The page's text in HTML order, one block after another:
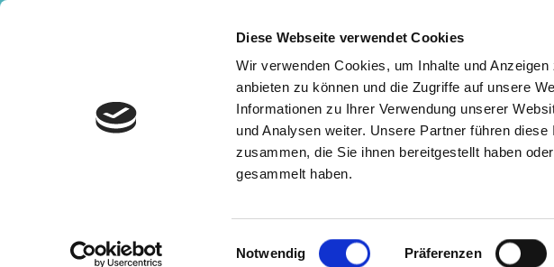
Diese Webseite verwendet Cookies
Wir verwenden Cookies, um Inhalte und
anbieten zu können und die Zugriffe auf unsere
Informationen zu Ihrer Verwendung unserer
und Analysen weiter. Unsere Partner führen
zusammen, die Sie ihnen bereitgestellt haben
gesammelt haben.
Einwilligungsauswahl
Notwendig Präferenzen
⠀Stephen
⠀ ⠀ Abgeordneter für den
LANDTAGSWAHL 2021 VOR ORT FÜR NORD ÜBER
admin